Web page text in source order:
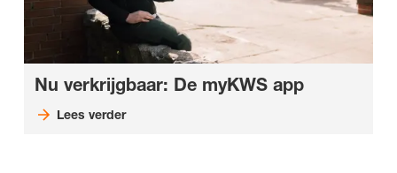
Nu verkrijgbaar: De myKWS app
Lees verder